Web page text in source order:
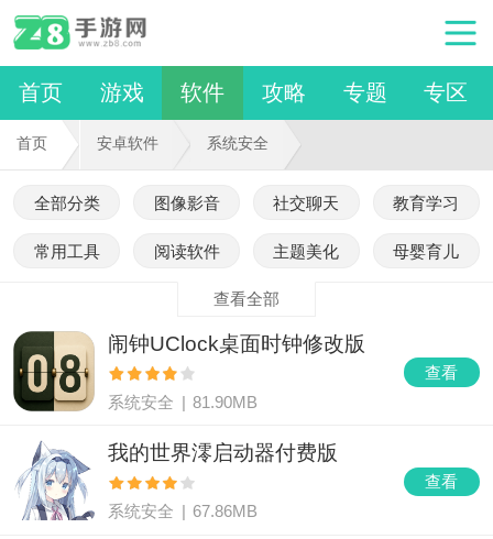
首页 游戏 软件 攻略 专题 专区
首页 安卓软件 系统安全
全部分类 图像影音 社交聊天 教育学习
常用工具 阅读软件 主题美化 母婴育儿
查看全部
查看
闹钟UClock桌面时钟修改版
系统安全 | 81.90MB
查看
我的世界澪启动器付费版
系统安全 | 67.86MB